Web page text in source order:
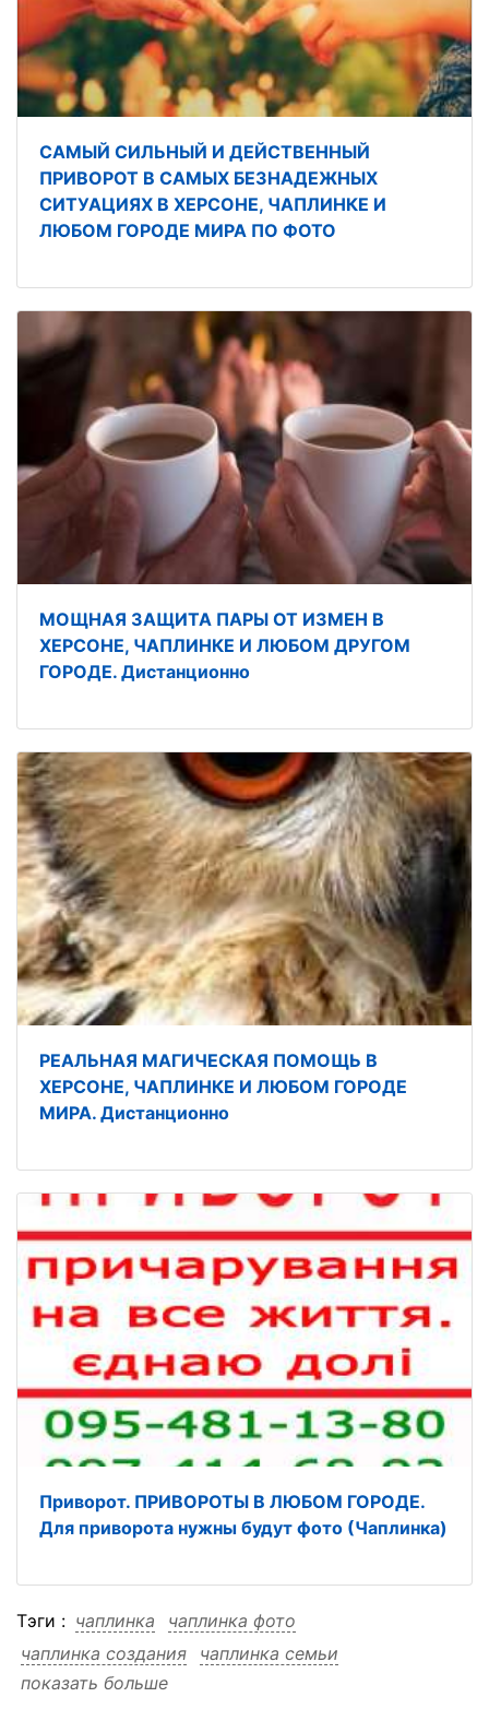
САМЫЙ СИЛЬНЫЙ И ДЕЙСТВЕННЫЙ
ПРИВОРОТ В САМЫХ БЕЗНАДЕЖНЫХ
СИТУАЦИЯХ В ХЕРСОНЕ, ЧАПЛИНКЕ И
ЛЮБОМ ГОРОДЕ МИРА ПО ФОТО
МОЩНАЯ ЗАЩИТА ПАРЫ ОТ ИЗМЕН В
ХЕРСОНЕ, ЧАПЛИНКЕ И ЛЮБОМ ДРУГОМ
ГОРОДЕ. Дистанционно
РЕАЛЬНАЯ МАГИЧЕСКАЯ ПОМОЩЬ В
ХЕРСОНЕ, ЧАПЛИНКЕ И ЛЮБОМ ГОРОДЕ
МИРА. Дистанционно
Приворот. ПРИВОРОТЫ В ЛЮБОМ ГОРОДЕ.
Для приворота нужны будут фото (Чаплинка)
Тэги : чаплинка
чаплинка фото
чаплинка создания
чаплинка семьи
чаплинка приворот
показать больше